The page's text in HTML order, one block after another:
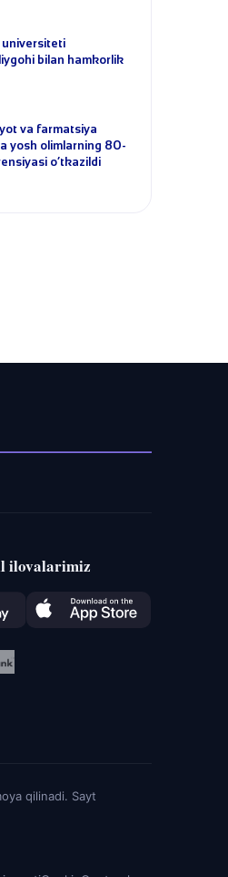
universiteti
bilan hamkorlik
va farmatsiya
yosh olimlarning 80-
o‘tkazildi
ilovalarimiz
qilinadi. Sayt